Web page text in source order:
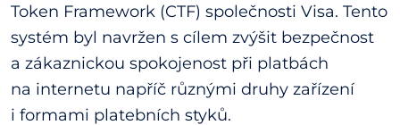
Token Framework (CTF) společnosti Visa. Tento
systém byl navržen s cílem zvýšit bezpečnost
a zákaznickou spokojenost při platbách
na internetu napříč různými druhy zařízení
i formami platebních styků.